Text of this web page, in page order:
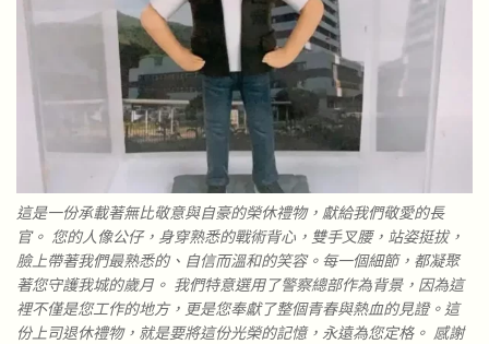
這是一份承載著無比敬意與自豪的榮休禮物，獻給我們敬愛的長
官。 您的人像公仔，身穿熟悉的戰術背心，雙手叉腰，站姿挺拔，
臉上帶著我們最熟悉的、自信而溫和的笑容。每一個細節，都凝聚
著您守護我城的歲月。 我們特意選用了警察總部作為背景，因為這
裡不僅是您工作的地方，更是您奉獻了整個青春與熱血的見證。這
份上司退休禮物，就是要將這份光榮的記憶，永遠為您定格。 感謝